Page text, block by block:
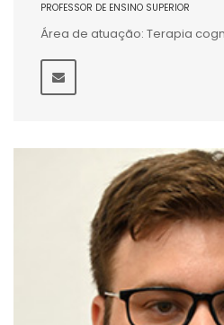
PROFESSOR DE ENSINO SUPERIOR
Área de atuação: Terapia